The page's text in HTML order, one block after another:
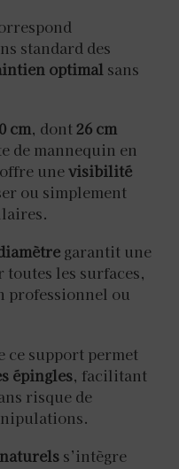
standard des
optimal sans
cm, dont26 cm
de mannequin en
unevisibilité
ou simplement
garantit une
toutes les surfaces,
professionnel ou
ce support permet
épingles, facilitant
risque de
s’intègre